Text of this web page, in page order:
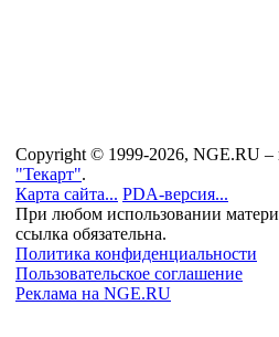
Copyright © 1999-2026, NGE.RU –
"Текарт".
Карта сайта... PDA-версия...
При любом использовании
ссылка обязательна.
Политика конфиденциальности
Пользовательское соглашение
Реклама на NGE.RU